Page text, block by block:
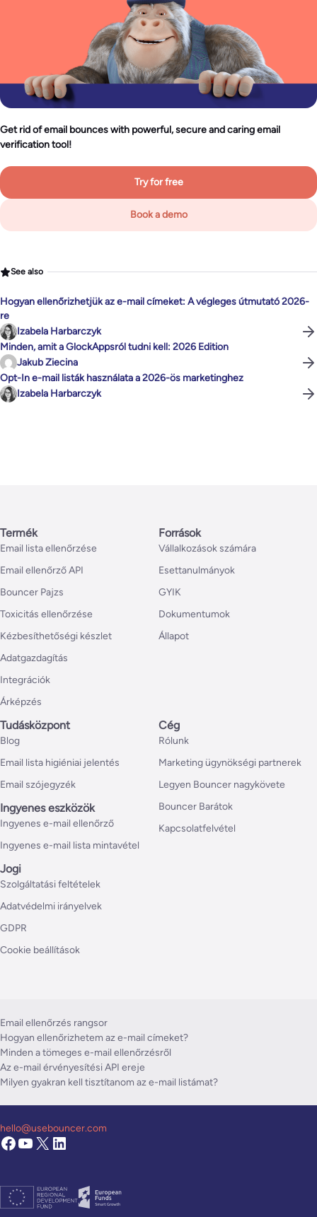
Get rid of email bounces with powerful, secure and caring email
verification tool!
Try for free
Book a demo
See also
Hogyan ellenőrizhetjük az e-mail címeket: A végleges útmutató 2026-
re
Izabela Harbarczyk
Minden, amit a GlockAppsról tudni kell: 2026 Edition
Jakub Ziecina
Opt-In e-mail listák használata a 2026-ös marketinghez
Izabela Harbarczyk
Termék
Email lista ellenőrzése
Email ellenőrző API
Bouncer Pajzs
Toxicitás ellenőrzése
Kézbesíthetőségi készlet
Adatgazdagítás
Integrációk
Árképzés
Források
Vállalkozások számára
Esettanulmányok
GYIK
Dokumentumok
Állapot
Tudásközpont
Blog
Email lista higiéniai jelentés
Email szójegyzék
Ingyenes eszközök
Ingyenes e-mail ellenőrző
Ingyenes e-mail lista mintavétel
Cég
Rólunk
Marketing ügynökségi partnerek
Legyen Bouncer nagykövete
Bouncer Barátok
Kapcsolatfelvétel
Jogi
Szolgáltatási feltételek
Adatvédelmi irányelvek
GDPR
Cookie beállítások
Email ellenőrzés rangsor
Hogyan ellenőrizhetem az e-mail címeket?
Minden a tömeges e-mail ellenőrzésről
Az e-mail érvényesítési API ereje
Milyen gyakran kell tisztítanom az e-mail listámat?
hello@usebouncer.com